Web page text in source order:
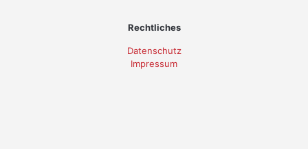
Rechtliches
Datenschutz
Impressum